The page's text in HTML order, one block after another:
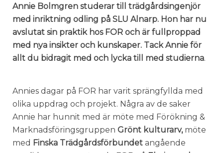
Annie Bolmgren studerar till trädgårdsingenjör
med inriktning odling på SLU Alnarp. Hon har nu
avslutat sin praktik hos FOR och är fullproppad
med nya insikter och kunskaper. Tack Annie för
allt du bidragit med och lycka till med studierna.
Annies dagar på FOR har varit sprängfyllda med
olika uppdrag och projekt. Några av de saker
Annie har hunnit med är möte med Förökning &
Marknadsföringsgruppen Grönt kulturarv, möte
med Finska Trädgårdsförbundet angående